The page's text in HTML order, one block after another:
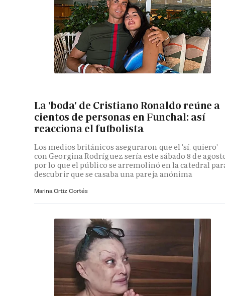
La 'boda' de Cristiano Ronaldo reúne a
cientos de personas en Funchal: así
reacciona el futbolista
Los medios británicos aseguraron que el 'sí, quiero'
con Georgina Rodríguez sería este sábado 8 de
por lo que el público se arremolinó en la catedral
descubrir que se casaba una pareja anónima
Marina Ortiz Cortés